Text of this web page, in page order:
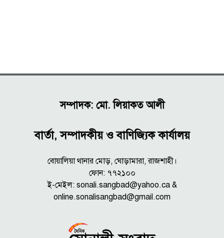
সম্পাদক: মো. লিয়াকত আলী
বার্তা, সম্পাদকীয় ও বাণিজ্যিক কার্যালয়
বোয়ালিয়া থানার মোড়, ঘোড়ামারা, রাজশাহী।
ফোন: ৭৭২১০০
ই-মেইল: sonali.sangbad@yahoo.ca &
online.sonalisangbad@gmail.com